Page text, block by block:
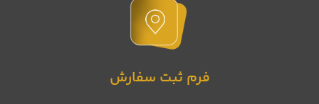
فرم ثبت سفارش